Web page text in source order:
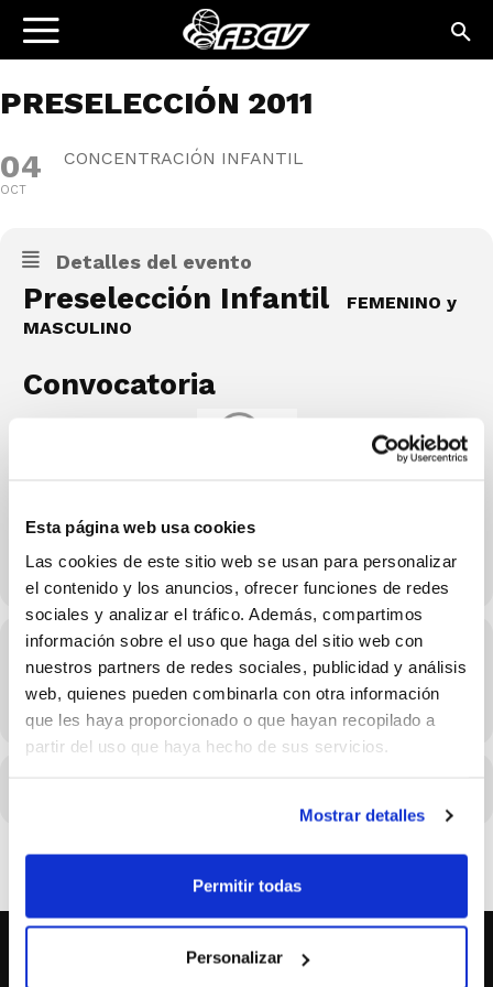
Esta página web usa cookies
Las cookies de este sitio web se usan para personalizar
el contenido y los anuncios, ofrecer funciones de redes
sociales y analizar el tráfico. Además, compartimos
información sobre el uso que haga del sitio web con
nuestros partners de redes sociales, publicidad y análisis
web, quienes pueden combinarla con otra información
que les haya proporcionado o que hayan recopilado a
partir del uso que haya hecho de sus servicios.
Mostrar detalles
Permitir todas
Personalizar
PRESELECCIÓN 2011
04
OCT
CONCENTRACIÓN INFANTIL
Detalles del evento
Preselección Infantil
FEMENINO y
MASCULINO
Convocatoria
4 al 6 de Octubre
Hora
04/10/2024 Consulta el horario en los detalles del evento
(GMT+02:00)